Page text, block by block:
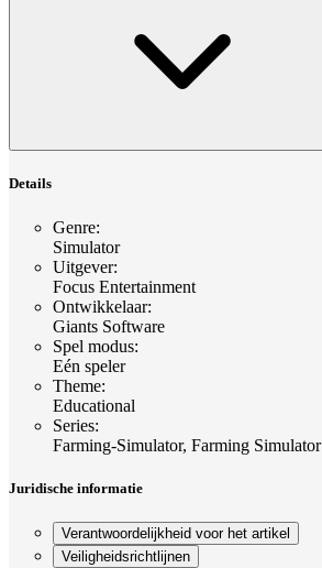
Details
Genre:
Simulator
Uitgever:
Focus Entertainment
Ontwikkelaar:
Giants Software
Spel modus:
Eén speler
Theme:
Educational
Series:
Farming-Simulator, Farming Simulator
Juridische informatie
Verantwoordelijkheid voor het artikel
Veiligheidsrichtlijnen